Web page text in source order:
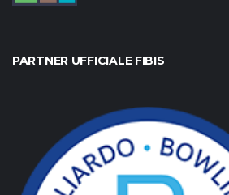
PARTNER UFFICIALE FIBIS